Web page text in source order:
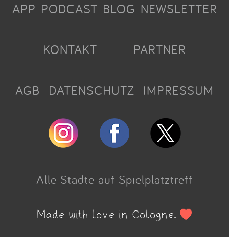
APP PODCAST BLOG NEWSLETTER
KONTAKT PARTNER
AGB DATENSCHUTZ IMPRESSUM
Alle Städte auf Spielplatztreff
Made with love in Cologne.